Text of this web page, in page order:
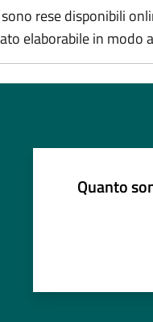
rese disponibili
elaborabile in modo
Quanto